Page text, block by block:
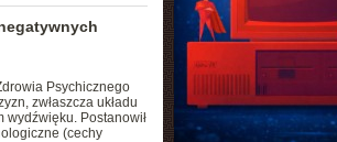
Psychicznego
zwłaszcza układu
Postanowił
(cechy